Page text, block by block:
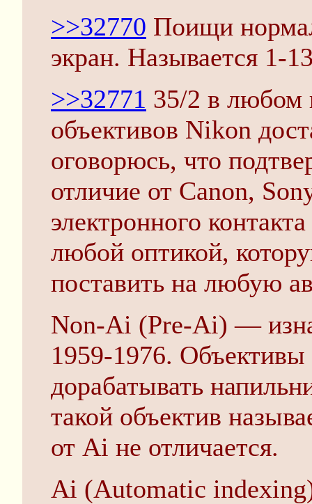
>>32770 Поищи
экран. Называется 1-
>>32771 35/2 в любом
объективов Nikon
оговорюсь, что
отличие от Canon,
электронного
любой оптикой,
поставить на любую
Non-Ai (Pre-Ai) —
1959-1976.
дорабатывать
такой объектив
от Ai не отличается.
Ai (Automatic